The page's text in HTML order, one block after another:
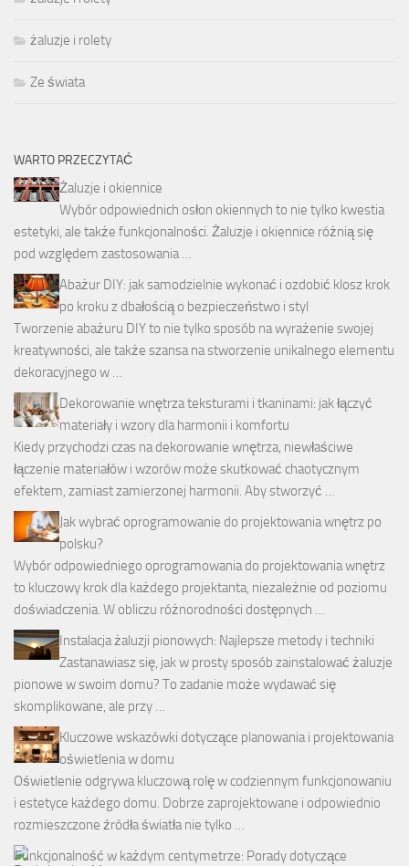
żaluzje i rolety
Ze świata
WARTO PRZECZYTAĆ
Żaluzje i okiennice
Wybór odpowiednich osłon okiennych to nie tylko kwestia
estetyki, ale także funkcjonalności. Żaluzje i okiennice różnią się
pod względem zastosowania …
Abażur DIY: jak samodzielnie wykonać i ozdobić klosz krok
po kroku z dbałością o bezpieczeństwo i styl
Tworzenie abażuru DIY to nie tylko sposób na wyrażenie swojej
kreatywności, ale także szansa na stworzenie unikalnego elementu
dekoracyjnego w …
Dekorowanie wnętrza teksturami i tkaninami: jak łączyć
materiały i wzory dla harmonii i komfortu
Kiedy przychodzi czas na dekorowanie wnętrza, niewłaściwe
łączenie materiałów i wzorów może skutkować chaotycznym
efektem, zamiast zamierzonej harmonii. Aby stworzyć …
Jak wybrać oprogramowanie do projektowania wnętrz po
polsku?
Wybór odpowiedniego oprogramowania do projektowania wnętrz
to kluczowy krok dla każdego projektanta, niezależnie od poziomu
doświadczenia. W obliczu różnorodności dostępnych …
Instalacja żaluzji pionowych: Najlepsze metody i techniki
Zastanawiasz się, jak w prosty sposób zainstalować żaluzje
pionowe w swoim domu? To zadanie może wydawać się
skomplikowane, ale przy …
Kluczowe wskazówki dotyczące planowania i projektowania
oświetlenia w domu
Oświetlenie odgrywa kluczową rolę w codziennym funkcjonowaniu
i estetyce każdego domu. Dobrze zaprojektowane i odpowiednio
rozmieszczone źródła światła nie tylko …
Funkcjonalność w każdym centymetrze: Porady dotyczące